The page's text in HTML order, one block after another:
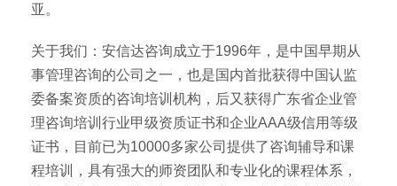
亚。
关于我们：安信达咨询成立于1996年，是中国早期从
事管理咨询的公司之一，也是国内首批获得中国认监
委备案资质的咨询培训机构，后又获得广东省企业管
理咨询培训行业甲级资质证书和企业AAA级信用等级
证书，目前已为10000多家公司提供了咨询辅导和课
程培训，具有强大的师资团队和专业化的课程体系，